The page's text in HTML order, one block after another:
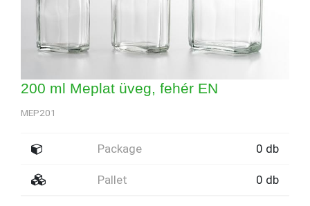
200 ml Meplat üveg, fehér EN
MEP201
Package 0 db
Pallet 0 db